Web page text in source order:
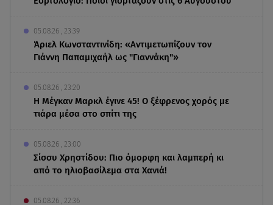
05.08.26 , 23:39
Άριελ Κωνσταντινίδη: «Αντιμετωπίζουν τον
Γιάννη Παπαμιχαήλ ως "Γιαννάκη"»
05.08.26 , 23:20
Η Μέγκαν Μαρκλ έγινε 45! Ο ξέφρενος χορός με
τιάρα μέσα στο σπίτι της
05.08.26 , 23:00
Σίσσυ Χρηστίδου: Πιο όμορφη και λαμπερή κι
από το ηλιοβασίλεμα στα Χανιά!
05.08.26 , 22:36